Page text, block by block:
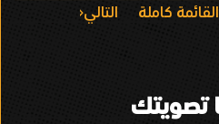
كاملة التالي
تصويتك